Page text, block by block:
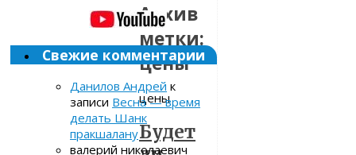
Архив
метки:
цены
цены
Будет
Свежие комментарии
Данилов Андрей к
записи Весна — время
делать Шанк
пракшалану
валерий николаевич